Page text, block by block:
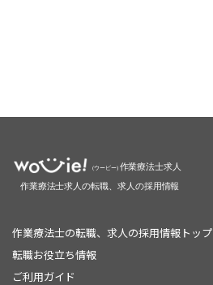
作業療法士の転職、求人の採用情報トップ
転職お役立ち情報
ご利用ガイド